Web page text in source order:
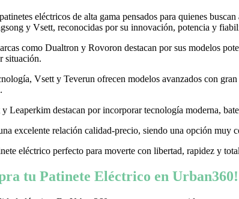
eléctricos de alta gama pensados para quienes
y Vsett, reconocidas por su innovación, potencia y
como Dualtron y Rovoron destacan por sus modelos
situación.
Vsett y Teverun ofrecen modelos avanzados con
destacan por incorporar tecnología moderna,
excelente relación calidad-precio, siendo una opción muy
eléctrico perfecto para moverte con libertad, rapidez y
tu Patinete Eléctrico en Urban360!